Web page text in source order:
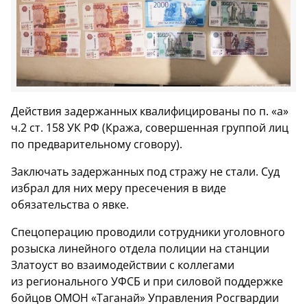
Действия задержанных квалифицированы по п. «а»
ч.2 ст. 158 УК РФ (Кража, совершенная группой лиц
по предварительному сговору).
Заключать задержанных под стражу не стали. Суд
избрал для них меру пресечения в виде
обязательства о явке.
Спецоперацию проводили сотрудники уголовного
розыска линейного отдела полиции на станции
Златоуст во взаимодействии с коллегами
из регионального УФСБ и при силовой поддержке
бойцов ОМОН «Таганай» Управления Росгвардии